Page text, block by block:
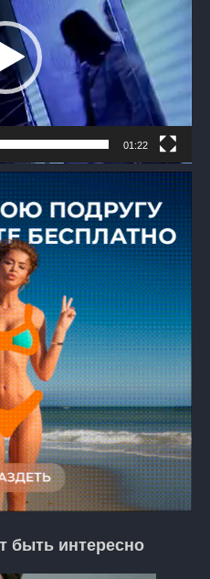
01:22
быть интересно